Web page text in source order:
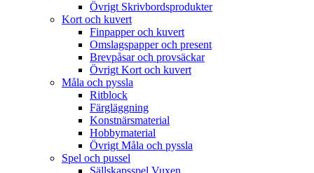
Övrigt Skrivbordsprodukter
Kort och kuvert
Finpapper och kuvert
Omslagspapper och present
Brevpåsar och provsäckar
Övrigt Kort och kuvert
Måla och pyssla
Ritblock
Färgläggning
Konstnärsmaterial
Hobbymaterial
Övrigt Måla och pyssla
Spel och pussel
Sällskapsspel Vuxen